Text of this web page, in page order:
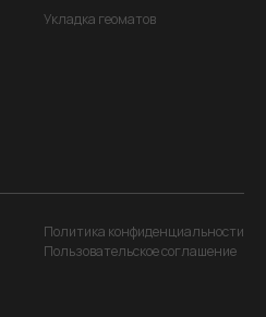
Укладка геоматов
Политика конфиденциальности
Пользовательское соглашение